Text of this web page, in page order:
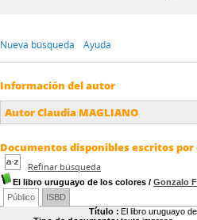
Nueva búsqueda Ayuda
Información del autor
Autor Claudia MAGLIANO
Documentos disponibles escritos
Refinar búsqueda
El libro uruguayo de los colores / Gonzalo
Público
ISBD
Título : El libro uruguayo